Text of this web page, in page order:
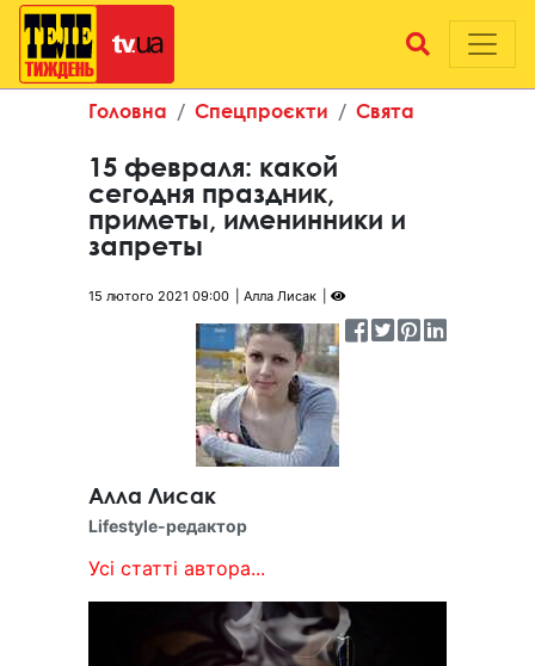
Головна Спецпроєкти Свята
15 февраля: какой
сегодня праздник,
приметы, именинники и
запреты
15 лютого 2021 09:00 Алла Лисак
Алла Лисак
Lifestyle-редактор
Усі статті автора...